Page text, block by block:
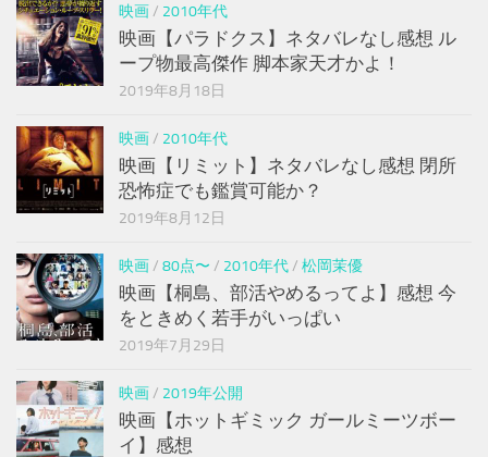
映画/ 2010年代
映画【パラドクス】ネタバレなし感想 ル
ープ物最高傑作 脚本家天才かよ！
2019年8月18日
映画/ 2010年代
映画【リミット】ネタバレなし感想 閉所
恐怖症でも鑑賞可能か？
2019年8月12日
映画/ 80点〜 / 2010年代/ 松岡茉優
映画【桐島、部活やめるってよ】感想 今
をときめく若手がいっぱい
2019年7月29日
映画/ 2019年公開
映画【ホットギミック ガールミーツボー
イ】感想